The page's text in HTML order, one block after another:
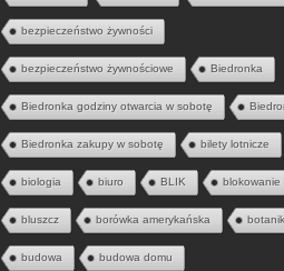
bezpieczeństwo żywności
bezpieczeństwo żywnościowe Biedronka
Biedronka godziny otwarcia w sobotę
Biedronka zakupy w sobotę bilety lotnicze
biologia biuro BLIK blokowanie
bluszcz borówka amerykańska
budowa budowa domu